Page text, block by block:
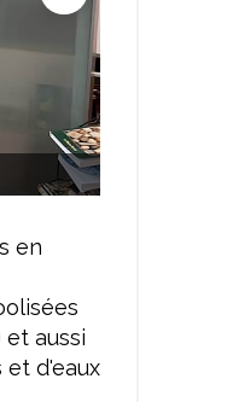
en
aussi
et d'eaux